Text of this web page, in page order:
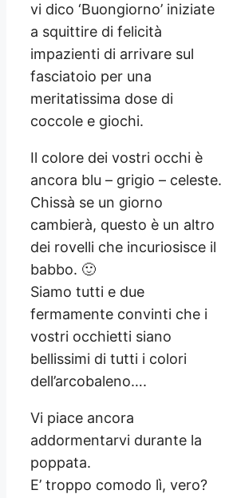
vi dico ‘Buongiorno’ iniziate
a squittire di felicità
impazienti di arrivare sul
fasciatoio per una
meritatissima dose di
coccole e giochi.
Il colore dei vostri occhi è
ancora blu – grigio – celeste.
Chissà se un giorno
cambierà, questo è un altro
dei rovelli che incuriosisce il
babbo. 🙂
Siamo tutti e due
fermamente convinti che i
vostri occhietti siano
bellissimi di tutti i colori
dell’arcobaleno….
Vi piace ancora
addormentarvi durante la
poppata.
E’ troppo comodo lì, vero?